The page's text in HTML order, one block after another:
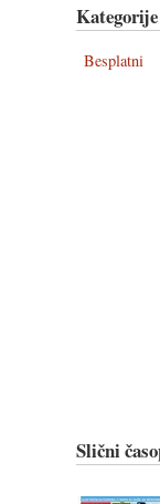
Besplatni
Slični